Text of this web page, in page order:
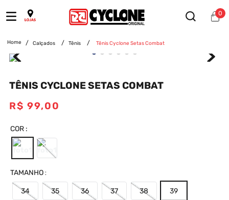
0
Calçados Tênis Tênis Cyclone Setas Combat
TÊNIS CYCLONE SETAS COMBAT
R$ 99,00
COR
TAMANHO
34 35 36 37 38 39